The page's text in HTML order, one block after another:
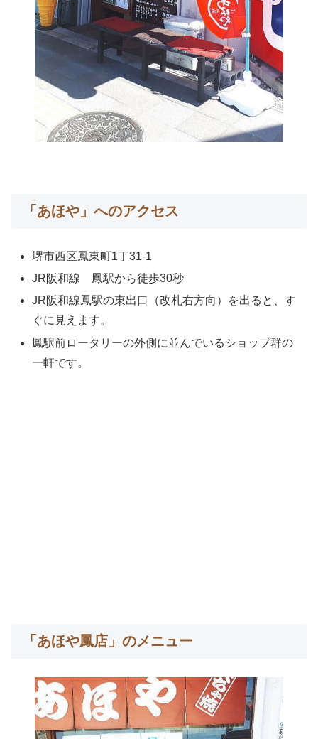
「あほや」へのアクセス
堺市西区鳳東町1丁31-1
JR阪和線 鳳駅から徒歩30秒
JR阪和線鳳駅の東出口（改札右方向）を出ると、す
ぐに見えます。
鳳駅前ロータリーの外側に並んでいるショップ群の
一軒です。
「あほや鳳店」のメニュー